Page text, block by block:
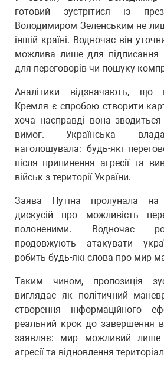
готовий зустрітися із
Володимиром Зеленським не
іншій країні. Водночас він
можлива лише для підписання
для переговорів чи пошуку
Аналітики відзначають, що
Кремля є спробою створити
хоча насправді вона
вимог. Українська
наголошувала: будь-які
після припинення агресії та
військ з території України.
Заява Путіна пролунала на
дискусій про можливість
полоненими. Водночас
продовжують атакувати
робить будь-які слова про мир
Таким чином, пропозиція
виглядає як політичний
створення інформаційного
реальний крок до завершення
заявляє: мир можливий лише
агресії та відновлення